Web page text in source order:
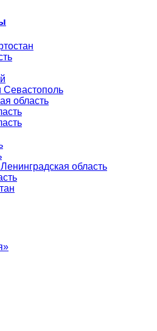
Севастополь
область
область